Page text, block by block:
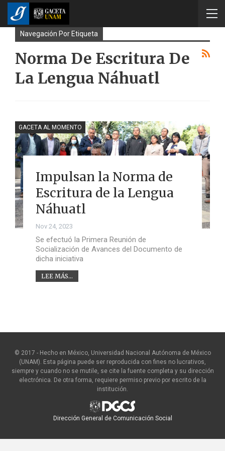
Navegación Por Etiqueta
Norma De Escritura De
La Lengua Náhuatl
GACETA AL MOMENTO
Impulsan la Norma de
Escritura de la Lengua
Náhuatl
Nov 24, 2023
Se efectuó la Primera Reunión de
Socialización de Avances del Documento de
dicha iniciativa
LEE MÁS...
© 2017 - Hecho en México, Universidad Nacional Autónoma de México
(UNAM). Esta página puede ser reproducida con fines no lucrativos,
siempre y cuando no se mutile, se cite la fuente completa y su dirección
electrónica. De otra forma, requiere permiso previo por escrito de la
institución.
Dirección General de Comunicación Social